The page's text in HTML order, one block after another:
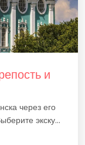
и
через его
экску...